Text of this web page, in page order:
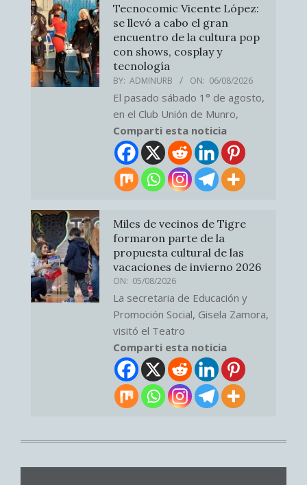
Tecnocomic Vicente López:
se llevó a cabo el gran
encuentro de la cultura pop
con shows, cosplay y
tecnología
BY: ADMINURB ON: 06/08/2026
El pasado sábado 1° de agosto,
en el Club Unión de Munro,
Comparti esta noticia
Miles de vecinos de Tigre
formaron parte de la
propuesta cultural de las
vacaciones de invierno 2026
ON: 05/08/2026
La secretaria de Educación y
Promoción Social, Gisela Zamora,
visitó el Teatro
Comparti esta noticia